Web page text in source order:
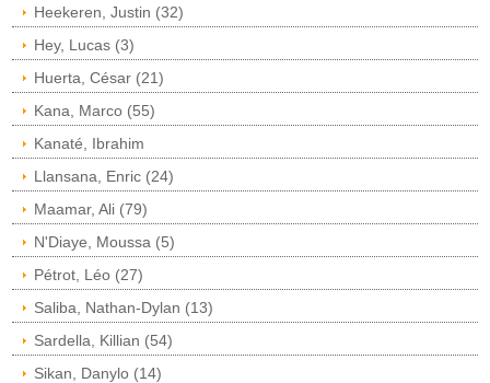
Heekeren, Justin (32)
Hey, Lucas (3)
Huerta, César (21)
Kana, Marco (55)
Kanaté, Ibrahim
Llansana, Enric (24)
Maamar, Ali (79)
N'Diaye, Moussa (5)
Pétrot, Léo (27)
Saliba, Nathan-Dylan (13)
Sardella, Killian (54)
Sikan, Danylo (14)